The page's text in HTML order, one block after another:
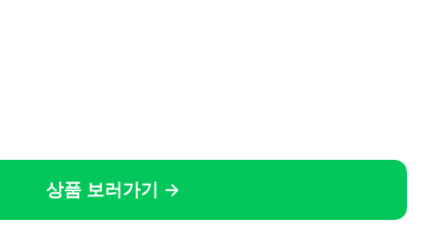
상품 보러가기 →